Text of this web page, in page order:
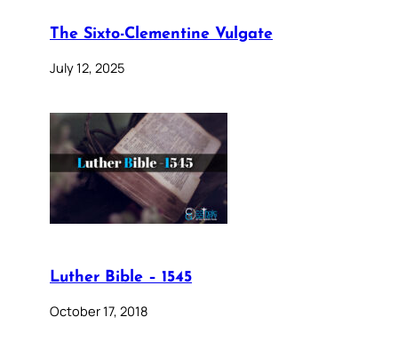
The Sixto-Clementine Vulgate
July 12, 2025
Luther Bible – 1545
October 17, 2018